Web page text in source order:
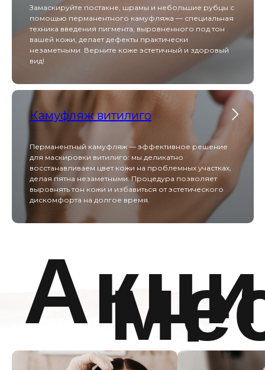
Замаскируйте постакне, шрамы и небольшие рубцы с
помощью перманентного камуфляжа — специальная
техника введения пигмента, выровненного под тон
вашей кожи, делает дефекты практически
незаметными. Верните коже эстетичный и здоровый
вид!
Камуфляж витилиго
Перманентный камуфляж — эффективное решение
для маскировки витилиго: мы деликатно
восстанавливаем цвет кожи на проблемных участках,
делая пятна незаметными. Процедура позволяет
выровнять тон кожи и избавиться от эстетического
дискомфорта на долгое время.
Услуга Scarlet RF сочетает в себе точное
нагрев глубоких слоев дермы для коррекции
возрастных изменений, устранения рубцов и
Игольчатый
RF Scarlet